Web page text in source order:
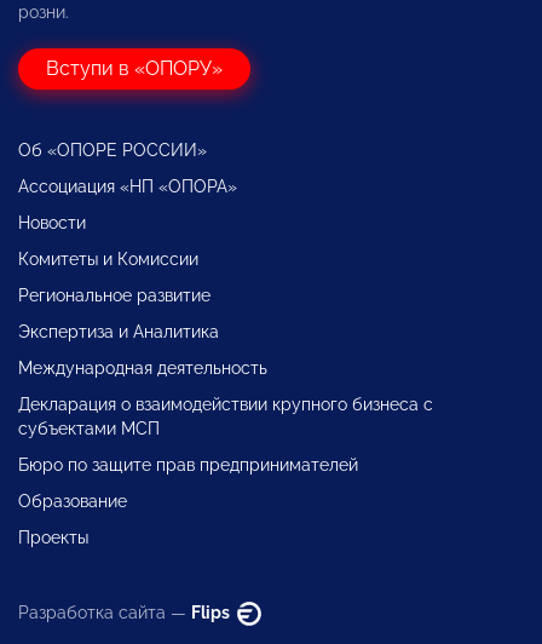
розни.
Вступи в «ОПОРУ»
Об «ОПОРЕ РОССИИ»
Ассоциация «НП «ОПОРА»
Новости
Комитеты и Комиссии
Региональное развитие
Экспертиза и Аналитика
Международная деятельность
Декларация о взаимодействии крупного бизнеса с
субъектами МСП
Бюро по защите прав предпринимателей
Образование
Проекты
Разработка сайта — Flips